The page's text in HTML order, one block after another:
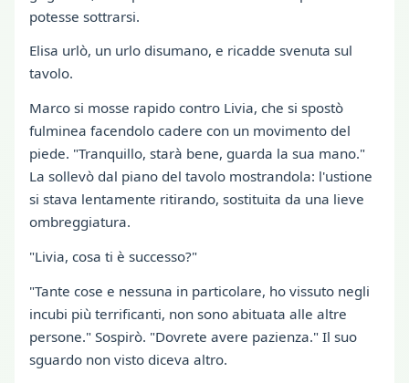
potesse sottrarsi.
Elisa urlò, un urlo disumano, e ricadde svenuta sul
tavolo.
Marco si mosse rapido contro Livia, che si spostò
fulminea facendolo cadere con un movimento del
piede. "Tranquillo, starà bene, guarda la sua mano."
La sollevò dal piano del tavolo mostrandola: l'ustione
si stava lentamente ritirando, sostituita da una lieve
ombreggiatura.
"Livia, cosa ti è successo?"
"Tante cose e nessuna in particolare, ho vissuto negli
incubi più terrificanti, non sono abituata alle altre
persone." Sospirò. "Dovrete avere pazienza." Il suo
sguardo non visto diceva altro.